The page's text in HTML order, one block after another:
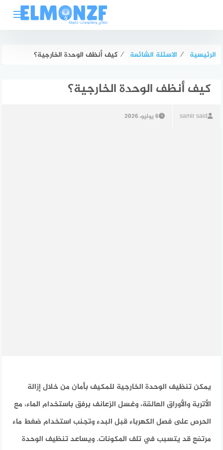
الرئيسية ⁄ الاسئلة الشائعة ⁄ كيف أنظف الوحدة الخارجية؟
كيف أنظف الوحدة الخارجية؟
samir said 6 يوليو، 2026
يمكن تنظيف الوحدة الخارجية للمكيف بأمان من خلال إزالة
الأتربة والأوراق العالقة، وغسل الزعانف برفق باستخدام الماء، مع
الحرص على فصل الكهرباء قبل البدء وتجنب استخدام ضغط ماء
مرتفع قد يتسبب في تلف المكونات. ويساعد تنظيف الوحدة